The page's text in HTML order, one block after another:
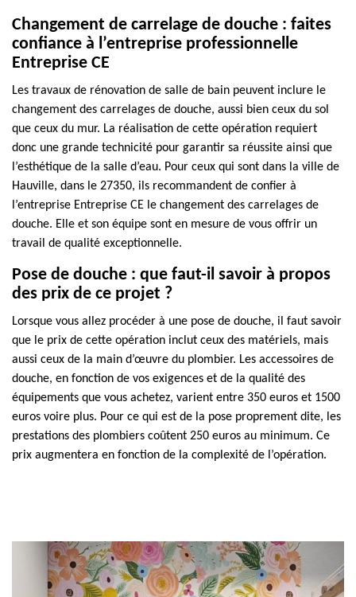
Changement de carrelage de douche : faites
confiance à l’entreprise professionnelle
Entreprise CE
Les travaux de rénovation de salle de bain peuvent inclure le
changement des carrelages de douche, aussi bien ceux du sol
que ceux du mur. La réalisation de cette opération requiert
donc une grande technicité pour garantir sa réussite ainsi que
l’esthétique de la salle d’eau. Pour ceux qui sont dans la ville de
Hauville, dans le 27350, ils recommandent de confier à
l’entreprise Entreprise CE le changement des carrelages de
douche. Elle et son équipe sont en mesure de vous offrir un
travail de qualité exceptionnelle.
Pose de douche : que faut-il savoir à propos
des prix de ce projet ?
Lorsque vous allez procéder à une pose de douche, il faut savoir
que le prix de cette opération inclut ceux des matériels, mais
aussi ceux de la main d’œuvre du plombier. Les accessoires de
douche, en fonction de vos exigences et de la qualité des
équipements que vous achetez, varient entre 350 euros et 1500
euros voire plus. Pour ce qui est de la pose proprement dite, les
prestations des plombiers coûtent 250 euros au minimum. Ce
prix augmentera en fonction de la complexité de l’opération.